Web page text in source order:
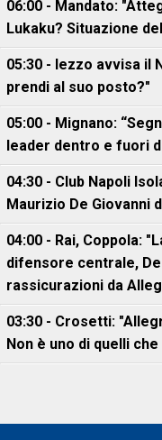
06:00 - Mandato:
Lukaku? Situazione
05:30 - Iezzo avvisa il
prendi al suo posto?"
05:00 - Mignano:
leader dentro e fuori
04:30 - Club Napoli
Maurizio De Giovanni
04:00 - Rai, Coppola:
difensore centrale,
rassicurazioni da
03:30 - Crosetti:
Non è uno di quelli